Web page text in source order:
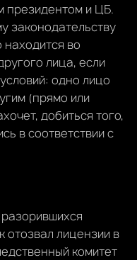
президентом и ЦБ.
законодательству
во
лица, если
одно лицо
(прямо или
добиться того,
в соответствии с
отозвал лицензии в
комитет